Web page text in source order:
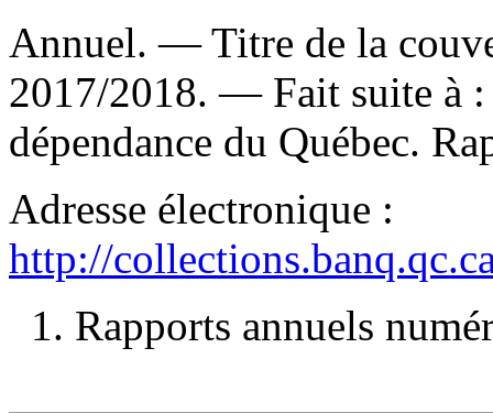
Annuel. — Titre de la
2017/2018. — Fait suite à :
dépendance du Québec.
Adresse électronique :
http://
1. Rapports annuels